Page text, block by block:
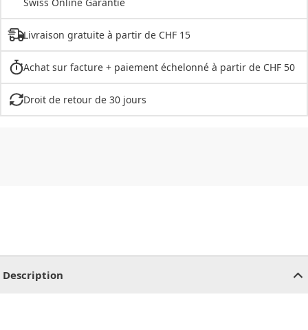
Livraison gratuite à partir de CHF 15
Achat sur facture + paiement échelonné à partir de CHF 50
Droit de retour de 30 jours
Description